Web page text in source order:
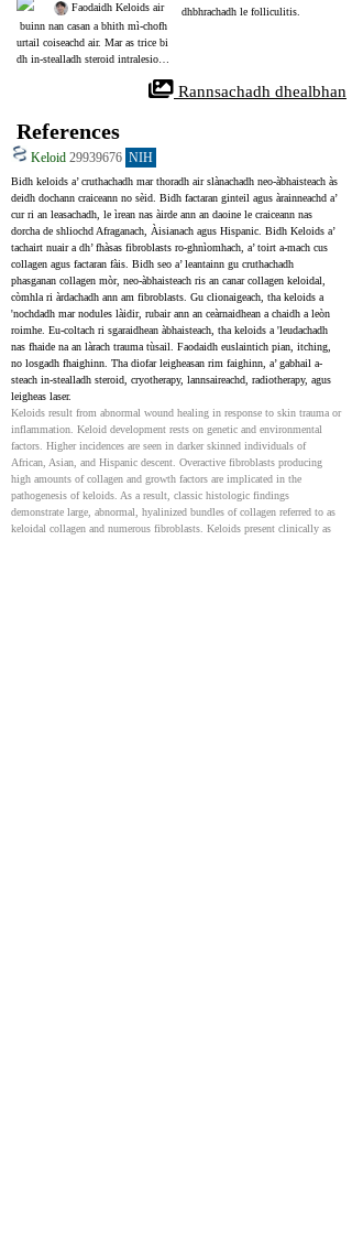
Faodaidh Keloids air
buinn nan casan a bhith mì-chofh
urtail coiseachd air. Mar as trice bi
dh in-stealladh steroid intralesiona
dhbhrachadh le folliculitis.
Rannsachadh dhealbhan
References
Keloid 29939676 NIH
Bidh keloids a’ cruthachadh mar thoradh air slànachadh neo-àbhaisteach às
deidh dochann craiceann no sèid. Bidh factaran ginteil agus àrainneachd a’
cur ri an leasachadh, le ìrean nas àirde ann an daoine le craiceann nas
dorcha de shliochd Afraganach, Àisianach agus Hispanic. Bidh Keloids a’
tachairt nuair a dh’ fhàsas fibroblasts ro-ghnìomhach, a’ toirt a-mach cus
collagen agus factaran fàis. Bidh seo a’ leantainn gu cruthachadh
phasganan collagen mòr, neo-àbhaisteach ris an canar collagen keloidal,
còmhla ri àrdachadh ann am fibroblasts. Gu clionaigeach, tha keloids a
'nochdadh mar nodules làidir, rubair ann an ceàrnaidhean a chaidh a leòn
roimhe. Eu-coltach ri sgaraidhean àbhaisteach, tha keloids a 'leudachadh
nas fhaide na an làrach trauma tùsail. Faodaidh euslaintich pian, itching,
no losgadh fhaighinn. Tha diofar leigheasan rim faighinn, a’ gabhail a-
steach in-stealladh steroid, cryotherapy, lannsaireachd, radiotherapy, agus
leigheas laser.
Keloids result from abnormal wound healing in response to skin trauma or
inflammation. Keloid development rests on genetic and environmental
factors. Higher incidences are seen in darker skinned individuals of
African, Asian, and Hispanic descent. Overactive fibroblasts producing
high amounts of collagen and growth factors are implicated in the
pathogenesis of keloids. As a result, classic histologic findings
demonstrate large, abnormal, hyalinized bundles of collagen referred to as
keloidal collagen and numerous fibroblasts. Keloids present clinically as